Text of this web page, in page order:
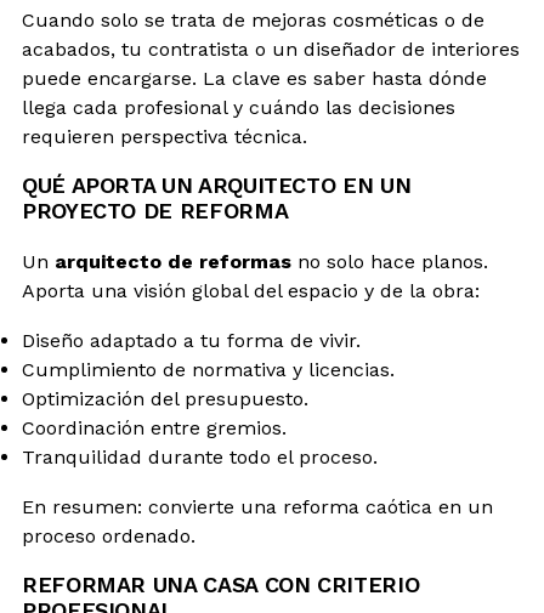
Cuando solo se trata de mejoras cosméticas o de
acabados, tu contratista o un diseñador de interiores
puede encargarse. La clave es saber hasta dónde
llega cada profesional y cuándo las decisiones
requieren perspectiva técnica.
QUÉ APORTA UN ARQUITECTO EN UN
PROYECTO DE REFORMA
Un arquitecto de reformas no solo hace planos.
Aporta una visión global del espacio y de la obra:
Diseño adaptado a tu forma de vivir.
Cumplimiento de normativa y licencias.
Optimización del presupuesto.
Coordinación entre gremios.
Tranquilidad durante todo el proceso.
En resumen: convierte una reforma caótica en un
proceso ordenado.
REFORMAR UNA CASA CON CRITERIO